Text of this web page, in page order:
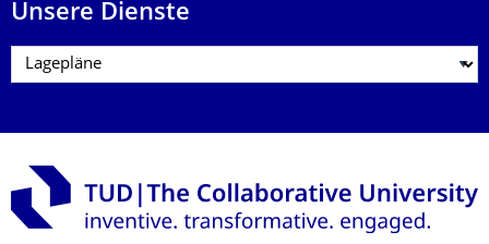
Unsere Dienste